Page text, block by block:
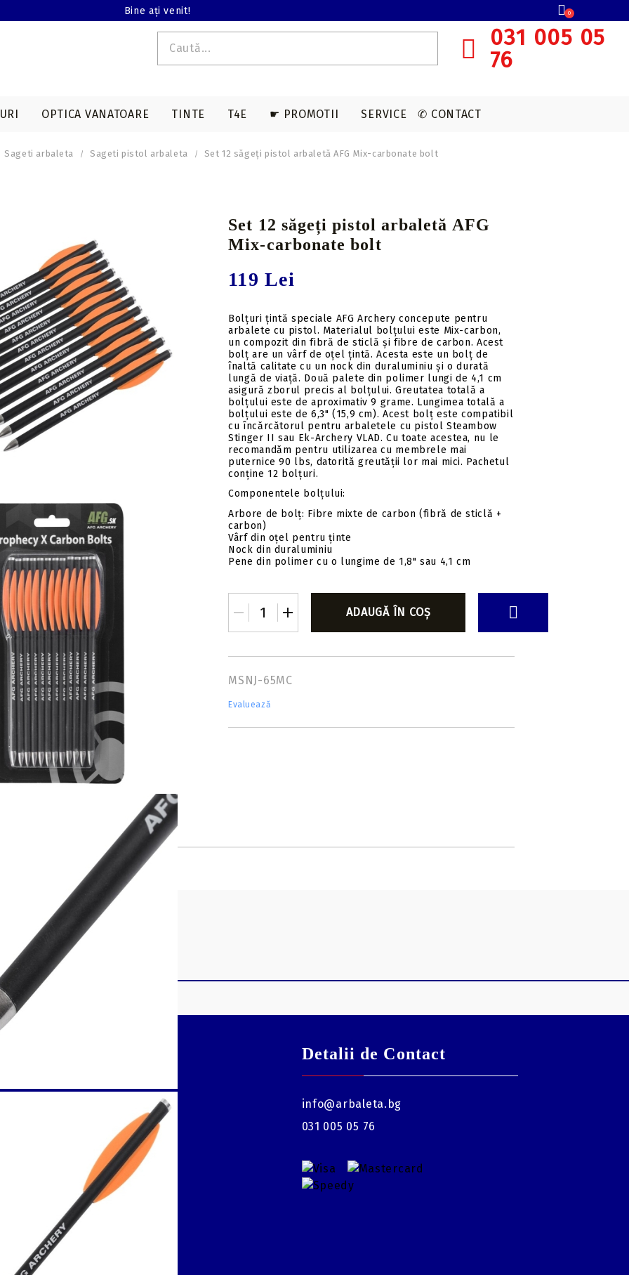
Bine ați venit!
031 005 05
76
0
Varfuri tir sportiv
Nock-uri sageti
Nock-uri luminoase
sageti arbaleta
Insert-uri săgeți
Pene săgeți
Genti & huse
Corzi & cabluri
Corzi recurve
Tolbe & huse sageti
Ceara & lubrifianti
Mecanisme incarcare
Componente
Red dot
Lunete cu magnificare
OPTICA VANATOARE TINTE T4E
CAPSULE CO2
☛ PROMOTII SERVICE ✆ CONTACT
Sageti arbaleta Sageti pistol arbaleta Set 12 săgeți pistol arbaletă AFG Mix-carbonate bolt
Tweet
Set 12 săgeți pistol arbaletă AFG
Mix-carbonate bolt
119 Lei
Bolțuri țintă speciale AFG Archery concepute pentru
arbalete cu pistol. Materialul bolțului este Mix-carbon,
un compozit din fibră de sticlă și fibre de carbon. Acest
bolț are un vârf de oțel țintă. Acesta este un bolț de
înaltă calitate cu un nock din duraluminiu și o durată
lungă de viață. Două palete din polimer lungi de 4,1 cm
asigură zborul precis al bolțului. Greutatea totală a
bolțului este de aproximativ 9 grame. Lungimea totală a
bolțului este de 6,3" (15,9 cm). Acest bolț este compatibil
cu încărcătorul pentru arbaletele cu pistol Steambow
Stinger II sau Ek-Archery VLAD. Cu toate acestea, nu le
recomandăm pentru utilizarea cu membrele mai
puternice 90 lbs, datorită greutății lor mai mici. Pachetul
conține 12 bolțuri.
Componentele bolțului:
Arbore de bolț: Fibre mixte de carbon (fibră de sticlă +
carbon)
Vârf din oțel pentru ținte
Nock din duraluminiu
Pene din polimer cu o lungime de 1,8" sau 4,1 cm
MSNJ-65MC
Evaluează
Detalii de Contact
info@arbaleta.bg
031 005 05 76